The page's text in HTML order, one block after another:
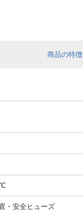
商品の特徴
・安全ヒューズ